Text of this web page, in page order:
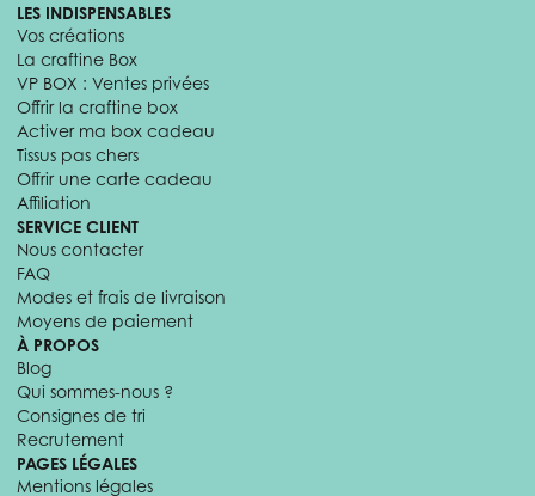
LES INDISPENSABLES
Vos créations
La craftine Box
VP BOX : Ventes privées
Offrir la craftine box
Activer ma box cadeau
Tissus pas chers
Offrir une carte cadeau
Affiliation
SERVICE CLIENT
Nous contacter
FAQ
Modes et frais de livraison
Moyens de paiement
À PROPOS
Blog
Qui sommes-nous ?
Consignes de tri
Recrutement
PAGES LÉGALES
Mentions légales